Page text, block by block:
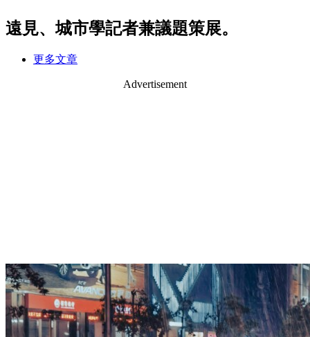
遠見、城市學記者兼議題策展。
更多文章
Advertisement